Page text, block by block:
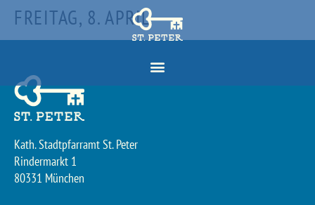
FREITAG, 8. APRIL
Kath. Stadtpfarramt St. Peter
Rindermarkt 1
80331 München